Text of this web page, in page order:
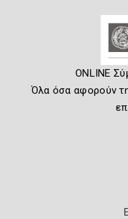
ONLINE
Όλα όσα αφορούν